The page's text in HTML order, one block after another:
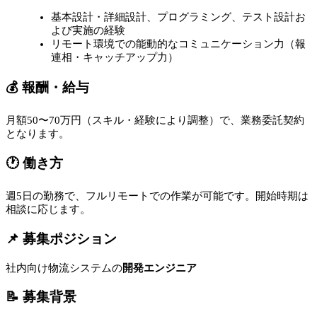
基本設計・詳細設計、プログラミング、テスト設計お
よび実施の経験
リモート環境での能動的なコミュニケーション力（報
連相・キャッチアップ力）
💰 報酬・給与
月額50〜70万円（スキル・経験により調整）で、業務委託契約
となります。
🕐 働き方
週5日の勤務で、フルリモートでの作業が可能です。開始時期は
相談に応じます。
📌 募集ポジション
社内向け物流システムの開発エンジニア
📝 募集背景